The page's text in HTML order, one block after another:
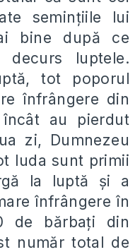
semințiile lui
bine după ce
luptele.
tot poporul
înfrângere din
au pierdut
zi, Dumnezeu
Iuda sunt primii
la luptă și a
înfrângere în
de bărbați din
număr total de